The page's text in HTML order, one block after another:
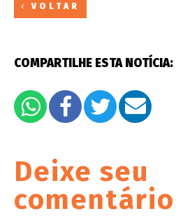
VOLTAR
COMPARTILHE ESTA NOTÍCIA:
Deixe seu
comentário